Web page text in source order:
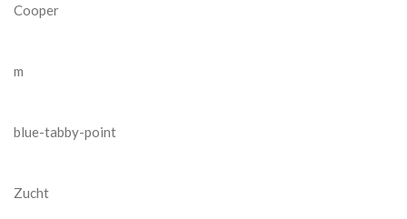
Cooper
m
blue-tabby-point
Zucht